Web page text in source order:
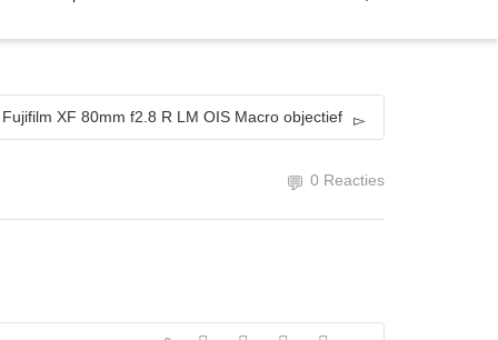
NAAR DE SHOP
Fujifilm XF 80mm f2.8 R LM OIS Macro objectief
0 Reacties